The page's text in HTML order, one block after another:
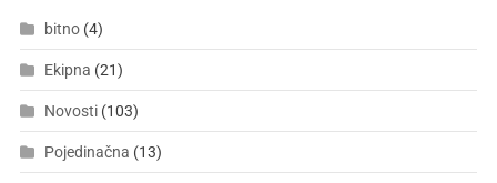
bitno(4)
Ekipna (21)
Novosti(103)
Pojedinačna (13)